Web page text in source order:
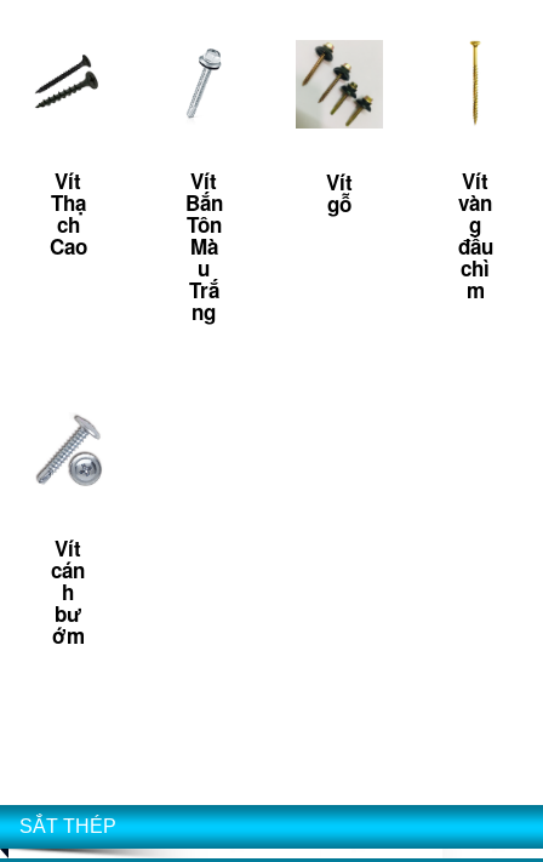
Vít
Thạ
ch
Cao
Vít
Bắn
Tôn
Mà
u
Trắ
ng
Vít
gỗ
Vít
vàn
g
đầu
chì
m
Vít
cán
h
bư
ớm
SẮT THÉP